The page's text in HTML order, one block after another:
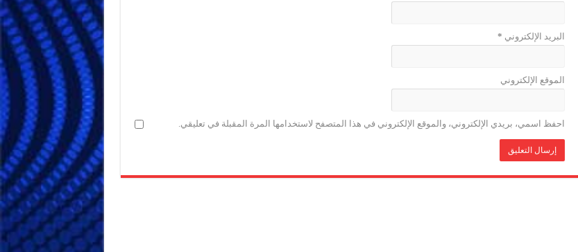
البريد الإلكتروني *
الموقع الإلكتروني
احفظ اسمي، بريدي الإلكتروني، والموقع الإلكتروني في هذا المتصفح لاستخدامها المرة المقبلة في تعليقي.